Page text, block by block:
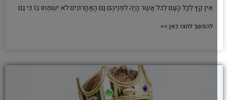
אֵין קֵץ לְכָל הָעָם לְכֹל אֲשֶׁר הָיָה לִפְנֵיהֶם גַּם הָאַחֲרוֹנִים לֹא יִשְׂמְחוּ בוֹ כִּי גַם
להמשך לחצו כאן >>